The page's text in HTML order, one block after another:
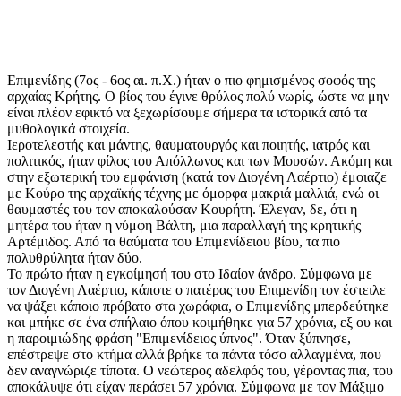
Επιμενίδης (7ος - 6ος αι. π.Χ.) ήταν ο πιο φημισμένος σοφός της
αρχαίας Κρήτης. Ο βίος του έγινε θρύλος πολύ νωρίς, ώστε να μην
είναι πλέον εφικτό να ξεχωρίσουμε σήμερα τα ιστορικά από τα
μυθολογικά στοιχεία.
Ιεροτελεστής και μάντης, θαυματουργός και ποιητής, ιατρός και
πολιτικός, ήταν φίλος του Απόλλωνος και των Μουσών. Ακόμη και
στην εξωτερική του εμφάνιση (κατά τον Διογένη Λαέρτιο) έμοιαζε
με Κούρο της αρχαϊκής τέχνης με όμορφα μακριά μαλλιά, ενώ οι
θαυμαστές του τον αποκαλούσαν Κουρήτη. Έλεγαν, δε, ότι η
μητέρα του ήταν η νύμφη Βάλτη, μια παραλλαγή της κρητικής
Αρτέμιδος. Από τα θαύματα του Επιμενίδειου βίου, τα πιο
πολυθρύλητα ήταν δύο.
Το πρώτο ήταν η εγκοίμησή του στο Ιδαίον άνδρο. Σύμφωνα με
τον Διογένη Λαέρτιο, κάποτε ο πατέρας του Επιμενίδη τον έστειλε
να ψάξει κάποιο πρόβατο στα χωράφια, ο Επιμενίδης μπερδεύτηκε
και μπήκε σε ένα σπήλαιο όπου κοιμήθηκε για 57 χρόνια, εξ ου και
η παροιμιώδης φράση "Επιμενίδειος ύπνος". Όταν ξύπνησε,
επέστρεψε στο κτήμα αλλά βρήκε τα πάντα τόσο αλλαγμένα, που
δεν αναγνώριζε τίποτα. Ο νεώτερος αδελφός του, γέροντας πια, του
αποκάλυψε ότι είχαν περάσει 57 χρόνια. Σύμφωνα με τον Μάξιμο